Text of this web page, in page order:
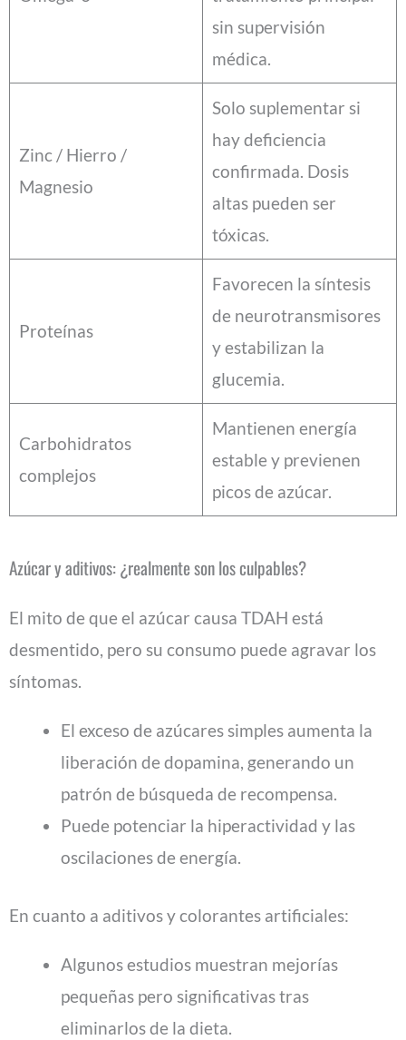
sin supervisión
médica.
Zinc / Hierro /
Magnesio
Solo suplementar si
hay deficiencia
confirmada. Dosis
altas pueden ser
tóxicas.
Proteínas
Favorecen la síntesis
de neurotransmisores
y estabilizan la
glucemia.
Carbohidratos
complejos
Mantienen energía
estable y previenen
picos de azúcar.
Azúcar y aditivos: ¿realmente son los culpables?
El mito de que el azúcar causa TDAH está
desmentido, pero su consumo puede agravar los
síntomas.
El exceso de azúcares simples aumenta la
liberación de dopamina, generando un
patrón de búsqueda de recompensa.
Puede potenciar la hiperactividad y las
oscilaciones de energía.
En cuanto a aditivos y colorantes artificiales:
Algunos estudios muestran mejorías
pequeñas pero significativas tras
eliminarlos de la dieta.